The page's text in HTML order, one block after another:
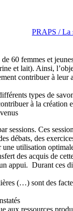
PRAPS / La
femmes et
et lait). Ainsi,
contribuer à
types de
à la
Ces
débats, des
utilisation
des acquis de
appui. Durant ces
(…) sont des
aux ressources